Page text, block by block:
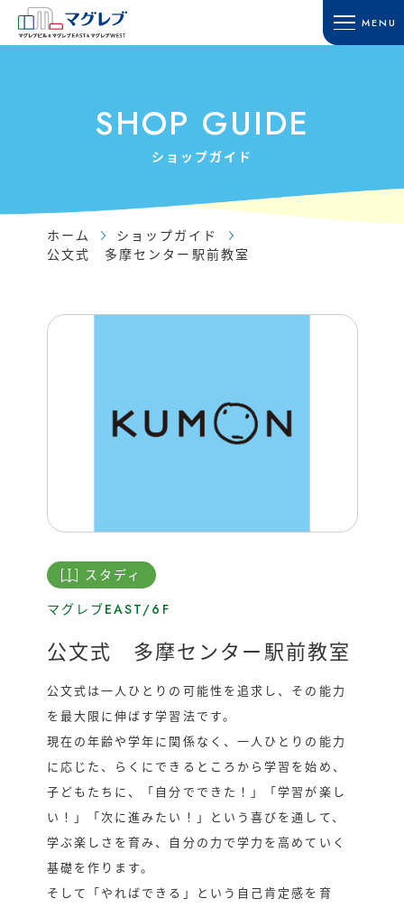
MENU
TOWN GUIDE
マグレブEAST
マグレブWEST
マグレブパーキング
新着情報
ACCESS
アクセス・駐車場
採用情報
CONTACT
お問い合わせ
運営会社 催事/物件
SHOP GUIDE
ショップガイド
ホーム
ショップガイド
公文式 多摩センター駅前教室
スタディ
マグレブEAST/6F
公文式 多摩センター駅前教室
公文式は一人ひとりの可能性を追求し、その能力
を最大限に伸ばす学習法です。
現在の年齢や学年に関係なく、一人ひとりの能力
に応じた、らくにできるところから学習を始め、
子どもたちに、「自分でできた！」「学習が楽し
い！」「次に進みたい！」という喜びを通して、
学ぶ楽しさを育み、自分の力で学力を高めていく
基礎を作ります。
そして「やればできる」という自己肯定感を育